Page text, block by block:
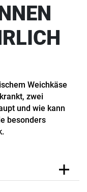
Weichkäse
zwei
und wie kann
besonders